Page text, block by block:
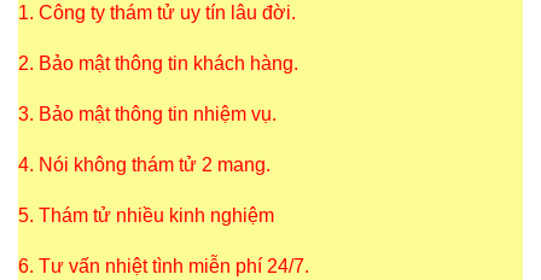
1. Công ty thám tử uy tín lâu đời.
2. Bảo mật thông tin khách hàng.
3. Bảo mật thông tin nhiệm vụ.
4. Nói không thám tử 2 mang.
5. Thám tử nhiều kinh nghiệm
6. Tư vấn nhiệt tình miễn phí 24/7.